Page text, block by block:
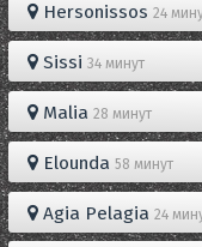
Hersonissos 24
Sissi 34 минут
Malia 28 минут
Elounda 58 минут
Agia Pelagia 24